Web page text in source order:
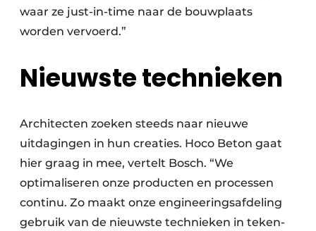
waar ze just-in-time naar de bouwplaats
worden vervoerd.”
Nieuwste technieken
Architecten zoeken steeds naar nieuwe
uitdagingen in hun creaties. Hoco Beton gaat
hier graag in mee, vertelt Bosch. “We
optimaliseren onze producten en processen
continu. Zo maakt onze engineeringsafdeling
gebruik van de nieuwste technieken in teken-